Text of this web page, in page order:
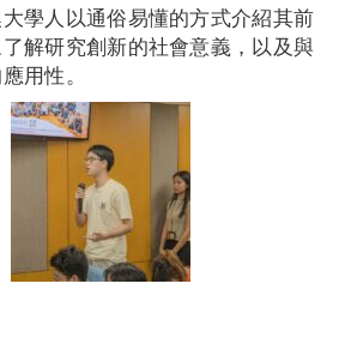
學人以通俗易懂的方式介紹其前
解研究創新的社會意義，以及與
用性。